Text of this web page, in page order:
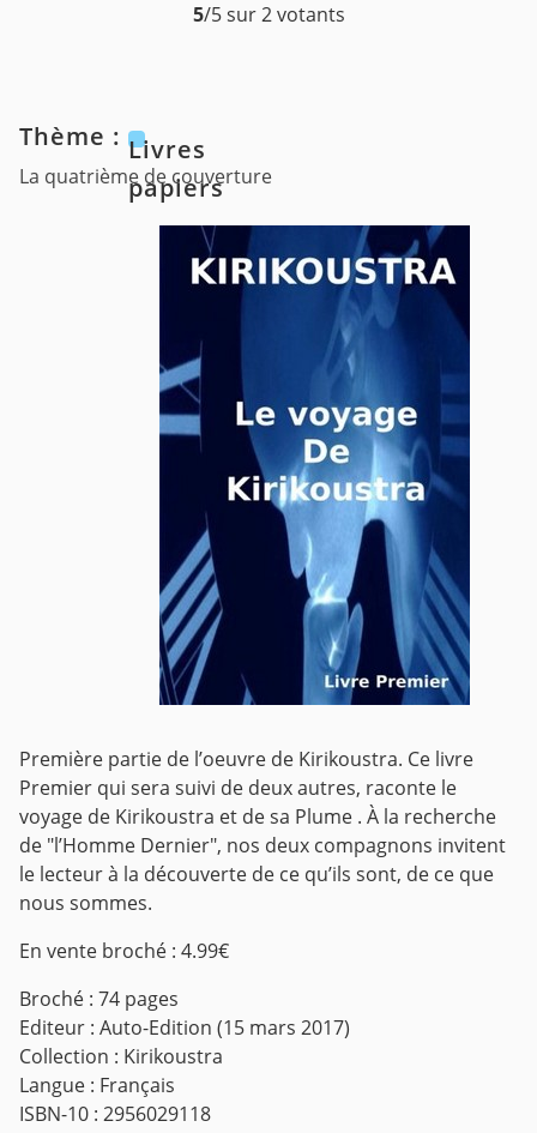
5/5 sur 2 votants
Thème : Livres
papiers
La quatrième de couverture
Première partie de l’oeuvre de Kirikoustra. Ce livre
Premier qui sera suivi de deux autres, raconte le
voyage de Kirikoustra et de sa Plume . À la recherche
de "l’Homme Dernier", nos deux compagnons invitent
le lecteur à la découverte de ce qu’ils sont, de ce que
nous sommes.
En vente broché : 4.99€
Broché : 74 pages
Editeur : Auto-Edition (15 mars 2017)
Collection : Kirikoustra
Langue : Français
ISBN-10 : 2956029118